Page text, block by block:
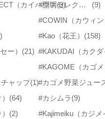
#Kai House SELECT（カイハウスセレクト）
(9)
#開明(3)
#COWIN（カウィン
#Kao（花王） (158)
ー） (21) #KAKUDAI（カクダ
#KAGOME（カゴメ
ャップ(1)#カゴメ野菜ジュー
(64) #カシムラ(9)
(2) #Kajimeiku（カジメ